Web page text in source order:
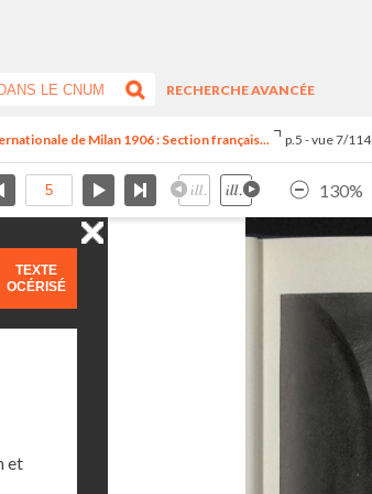
RECHERCHE AVANCÉE
de Milan 1906 : Section français... p.5 - vue 7/114
130%
TEXTE
OCÉRISÉ
et